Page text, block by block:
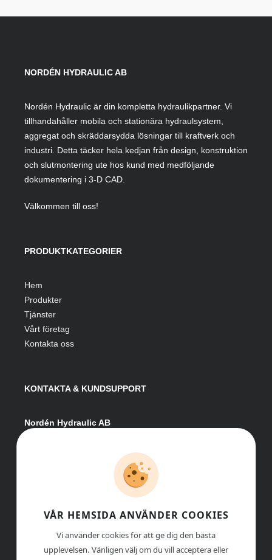
NORDÉN HYDRAULIC AB
Nordén Hydraulic är din kompletta hydraulikpartner. Vi
tillhandahåller mobila och stationära hydraulsystem,
aggregat och skräddarsydda lösningar till kraftverk och
industri. Detta täcker hela kedjan från design, konstruktion
och slutmontering ute hos kund med medföljande
dokumentering i 3-D CAD.
Välkommen till oss!
PRODUKTKATEGORIER
Hem
Produkter
Tjänster
Vårt företag
Kontakta oss
KONTAKTA & KUNDSUPPORT
Nordén Hydraulic AB
info@nordenhydraulic.se
Org-nr: 556531-8424
VÅR HEMSIDA ANVÄNDER COOKIES
Vi använder cookies för att ge dig den bästa
upplevelsen. Vänligen välj om du vill acceptera eller